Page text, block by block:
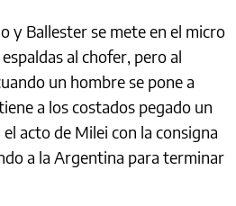
y Ballester se mete en el micro
al chofer, pero al
un hombre se pone a
a los costados pegado un
acto de Milei con la consigna
a la Argentina para terminar